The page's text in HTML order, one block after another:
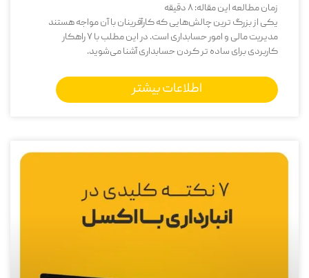
زمان مطالعه این مقاله:8دقیقه
یکی از بزرگ‌ ترین چالش‌هایی که کارآفرینان با آن مواجه هستند
مدیریت مالی و امور حسابداری است. در این مطلب با 7 راهکار
کاربردی برای ساده تر کردن حسابداری آشنا می‌شوید.
اطلاعات بیشتر